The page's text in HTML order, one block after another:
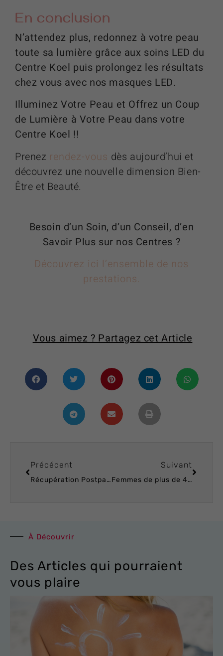
En conclusion
N’attendez plus, redonnez à votre peau
toute sa lumière grâce aux soins LED du
Centre Koel puis prolongez les résultats
chez vous avec nos masques LED.
Illuminez Votre Peau et Offrez un Coup
de Lumière à Votre Peau dans votre
Centre Koel !!
Prenez rendez-vous dès aujourd’hui et
découvrez une nouvelle dimension Bien-
Être et Beauté.
Besoin d’un Soin, d’un Conseil, d’en
Savoir Plus sur nos Centres ?
Découvrez ici l’ensemble de nos
prestations.
Vous aimez ? Partagez cet Article
Précédent
Récupération Postpartum : Retrouvez Votre Corps avec Centre Koel !
Suivant
Femmes de plus de 40 ans : conseils pour réduire la graisse du ventre et perdre du poids
À Découvrir
Des Articles qui pourraient
vous plaire